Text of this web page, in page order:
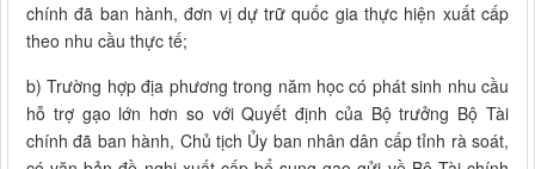
chính đã ban hành, đơn vị dự trữ quốc gia thực hiện xuất cấp
theo nhu cầu thực tế;
b) Trường hợp địa phương trong năm học có phát sinh nhu cầu
hỗ trợ gạo lớn hơn so với Quyết định của Bộ trưởng Bộ Tài
chính đã ban hành, Chủ tịch Ủy ban nhân dân cấp tỉnh rà soát,